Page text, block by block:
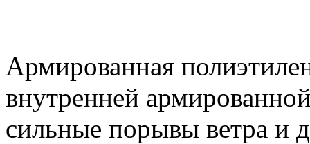
Армированная
внутренней
сильные порывы ветра и